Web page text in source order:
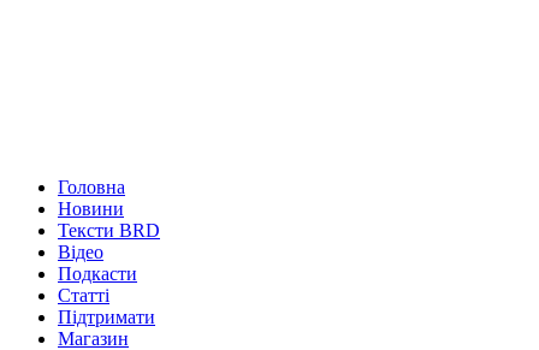
Головна
Новини
Тексти BRD
Відео
Подкасти
Статті
Підтримати
Магазин